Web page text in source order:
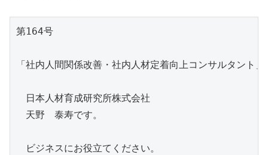
第164号
「社内人間関係改善・社内人材定着向上コンサルタント」
日本人材育成研究所株式会社
天野　泰寿です。
ビジネスにお役立てください。